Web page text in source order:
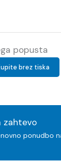
popusta
brez tiska
zahtevo
ponudbo